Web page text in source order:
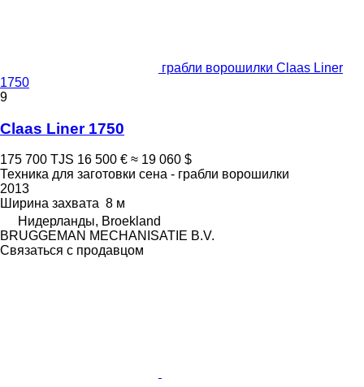
грабли ворошилки Claas Liner
1750
9
Claas Liner 1750
175 700 TJS 16 500 € ≈ 19 060 $
Техника для заготовки сена - грабли ворошилки
2013
Ширина захвата 8 м
Нидерланды, Broekland
BRUGGEMAN MECHANISATIE B.V.
Связаться с продавцом